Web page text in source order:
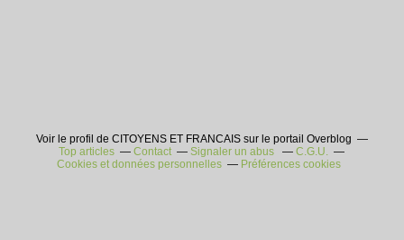
Voir le profil de CITOYENS ET FRANCAIS sur le portail Overblog
Top articles
Contact Signaler un abus
C.G.U.
Cookies et données personnelles
Préférences cookies